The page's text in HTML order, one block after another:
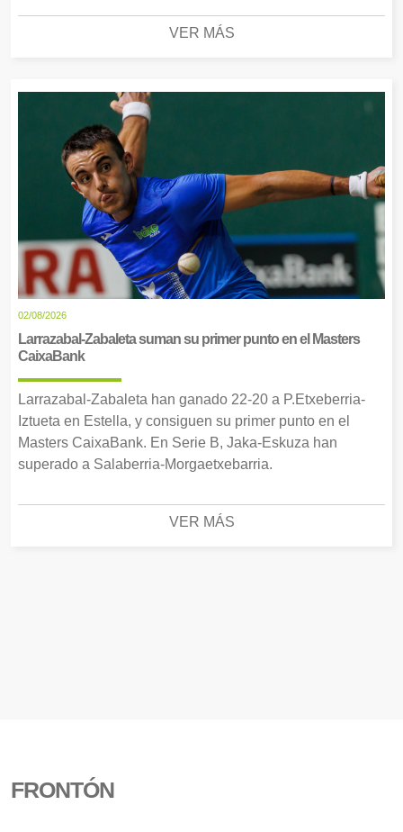
VER MÁS
02/08/2026
Larrazabal-Zabaleta suman su primer punto en el Masters
CaixaBank
Larrazabal-Zabaleta han ganado 22-20 a P.Etxeberria-
Iztueta en Estella, y consiguen su primer punto en el
Masters CaixaBank. En Serie B, Jaka-Eskuza han
superado a Salaberria-Morgaetxebarria.
VER MÁS
FRONTÓN